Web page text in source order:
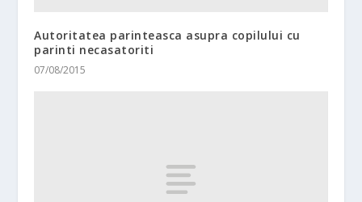
Autoritatea parinteasca asupra copilului cu
parinti necasatoriti
07/08/2015